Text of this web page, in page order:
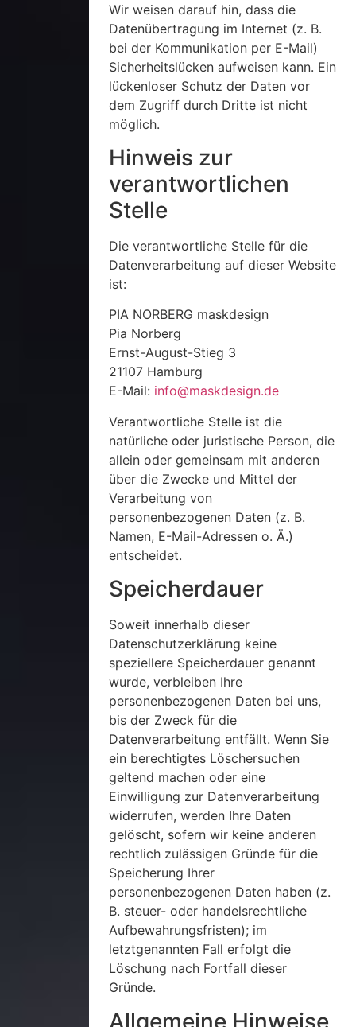
Wir weisen darauf hin, dass die
Datenübertragung im Internet (z. B.
bei der Kommunikation per E-Mail)
Sicherheitslücken aufweisen kann. Ein
lückenloser Schutz der Daten vor
dem Zugriff durch Dritte ist nicht
möglich.
Hinweis zur
verantwortlichen
Stelle
Die verantwortliche Stelle für die
Datenverarbeitung auf dieser Website
ist:
PIA NORBERG maskdesign
Pia Norberg
Ernst-August-Stieg 3
21107 Hamburg
E-Mail: info@maskdesign.de
Verantwortliche Stelle ist die
natürliche oder juristische Person, die
allein oder gemeinsam mit anderen
über die Zwecke und Mittel der
Verarbeitung von
personenbezogenen Daten (z. B.
Namen, E-Mail-Adressen o. Ä.)
entscheidet.
Speicherdauer
Soweit innerhalb dieser
Datenschutzerklärung keine
speziellere Speicherdauer genannt
wurde, verbleiben Ihre
personenbezogenen Daten bei uns,
bis der Zweck für die
Datenverarbeitung entfällt. Wenn Sie
ein berechtigtes Löschersuchen
geltend machen oder eine
Einwilligung zur Datenverarbeitung
widerrufen, werden Ihre Daten
gelöscht, sofern wir keine anderen
rechtlich zulässigen Gründe für die
Speicherung Ihrer
personenbezogenen Daten haben (z.
B. steuer- oder handelsrechtliche
Aufbewahrungsfristen); im
letztgenannten Fall erfolgt die
Löschung nach Fortfall dieser
Gründe.
Allgemeine Hinweise